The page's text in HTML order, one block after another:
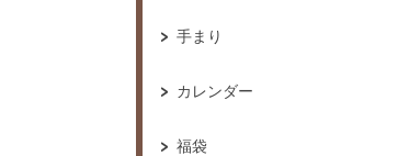
手まり
カレンダー
福袋